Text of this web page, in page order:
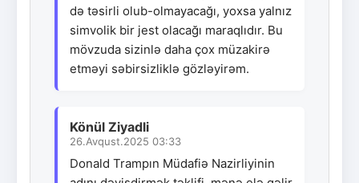
də təsirli olub-olmayacağı, yoxsa yalnız
simvolik bir jest olacağı maraqlıdır. Bu
mövzuda sizinlə daha çox müzakirə
etməyi səbirsizliklə gözləyirəm.
Könül Ziyadli
26.Avqust.2025 03:33
Donald Trampın Müdafiə Nazirliyinin